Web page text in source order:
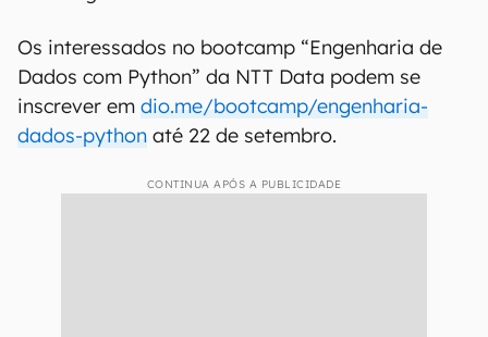
Os interessados no bootcamp “Engenharia de
Dados com Python” da NTT Data podem se
inscrever em dio.me/bootcamp/engenharia-
dados-python até 22 de setembro.
CONTINUA APÓS A PUBLICIDADE